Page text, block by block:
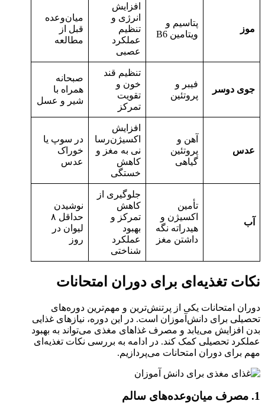
موز
پتاسیم و
ویتامین B6
افزایش
انرژی و
تنظیم
عملکرد
عصبی
میان‌وعده
قبل از
مطالعه
جوی دوسر
فیبر و
پروتئین
تنظیم قند
خون و
تقویت
تمرکز
صبحانه
همراه با
شیر و عسل
عدس
آهن و
پروتئین
گیاهی
افزایش
اکسیژن‌رسا
نی به مغز و
کاهش
خستگی
در سوپ یا
خوراک
عدس
آب
تأمین
اکسیژن و
هیدراته نگه
داشتن مغز
جلوگیری از
کاهش
تمرکز و
بهبود
عملکرد
شناختی
نوشیدن
حداقل ۸
لیوان در
روز
نکات تغذیه‌ای برای دوران امتحانات
دوران امتحانات یکی از پرتنش‌ترین و مهم‌ترین دوره‌های
تحصیلی برای دانش‌آموزان است. در این دوره، نیازهای غذایی
بدن افزایش می‌یابد و مصرف غذاهای مغذی می‌تواند به بهبود
عملکرد تحصیلی کمک کند. در ادامه به بررسی نکات تغذیه‌ای
مهم برای دوران امتحانات می‌پردازیم.
1. مصرف میان‌وعده‌های سالم